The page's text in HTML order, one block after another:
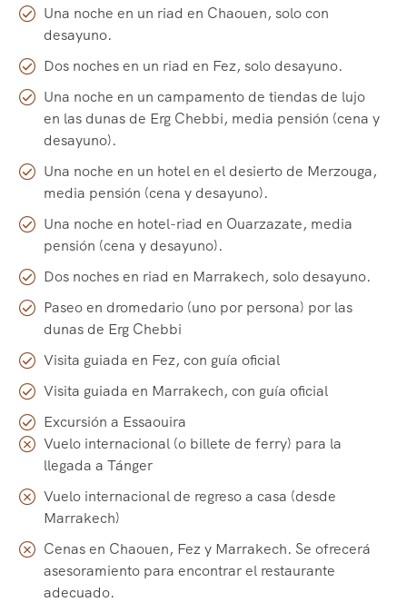
Una noche en un riad en Chaouen, solo con
desayuno.
Dos noches en un riad en Fez, solo desayuno.
Una noche en un campamento de tiendas de lujo
en las dunas de Erg Chebbi, media pensión (cena y
desayuno).
Una noche en un hotel en el desierto de Merzouga,
media pensión (cena y desayuno).
Una noche en hotel-riad en Ouarzazate, media
pensión (cena y desayuno).
Dos noches en riad en Marrakech, solo desayuno.
Paseo en dromedario (uno por persona) por las
dunas de Erg Chebbi
Visita guiada en Fez, con guía oficial
Visita guiada en Marrakech, con guía oficial
Excursión a Essaouira
Vuelo internacional (o billete de ferry) para la
llegada a Tánger
Vuelo internacional de regreso a casa (desde
Marrakech)
Cenas en Chaouen, Fez y Marrakech. Se ofrecerá
asesoramiento para encontrar el restaurante
adecuado.